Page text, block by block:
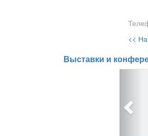
<<
Выставки и